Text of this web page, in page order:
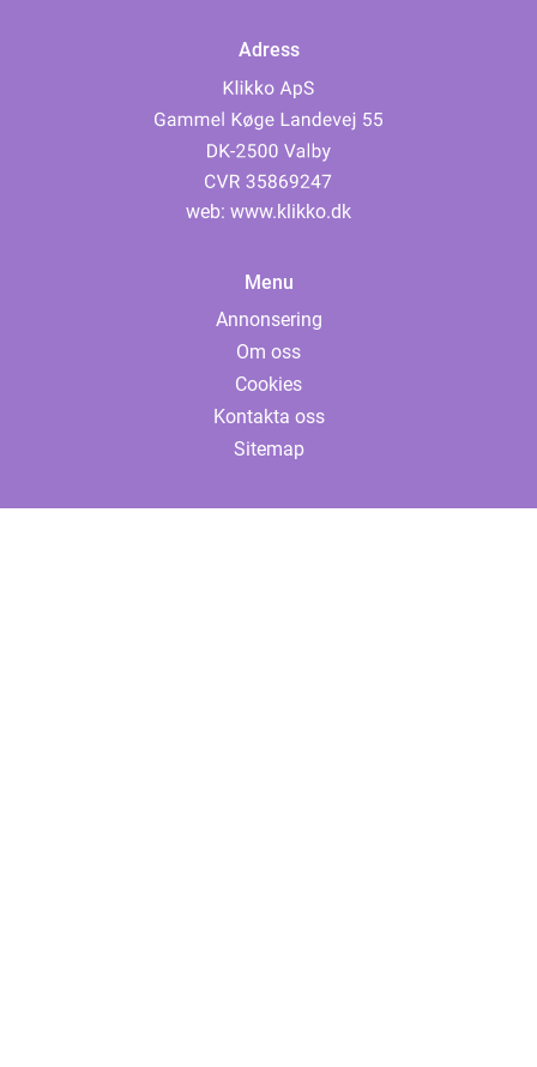
Adress
web: www.klikko.dk
Menu
Annonsering
Om oss
Cookies
Kontakta oss
Sitemap